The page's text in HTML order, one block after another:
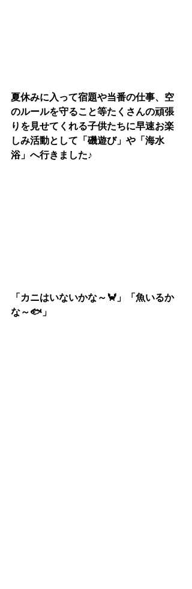
夏休みに入って宿題や当番の仕事、空
のルールを守ること等たくさんの頑張
りを見せてくれる子供たちに早速お楽
しみ活動として「磯遊び」や「海水
浴」へ行きました♪
「カニはいないかな～🦀」「魚いるか
な～🐟」